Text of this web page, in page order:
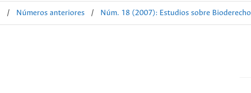
/ Números anteriores / Núm. 18 (2007): Estudios sobre Bioderecho